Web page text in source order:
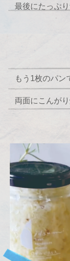
最後にたっぷ
もう1枚のパン
両面にこんが